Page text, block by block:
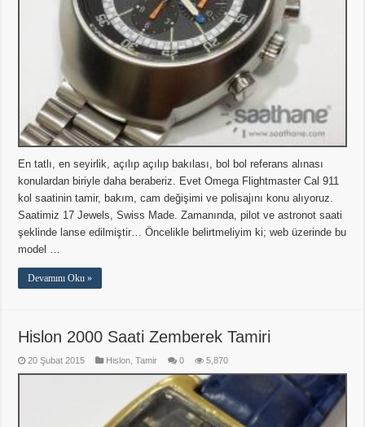
En tatlı, en seyirlik, açılıp açılıp bakılası, bol bol referans alınası
konulardan biriyle daha beraberiz. Evet Omega Flightmaster Cal 911
kol saatinin tamir, bakım, cam değişimi ve polisajını konu alıyoruz.
Saatimiz 17 Jewels, Swiss Made. Zamanında, pilot ve astronot saati
şeklinde lanse edilmiştir… Öncelikle belirtmeliyim ki; web üzerinde bu
model …
Devamını Oku »
Hislon 2000 Saati Zemberek Tamiri
20 Şubat 2015 Hislon ,Tamir 0 5,870